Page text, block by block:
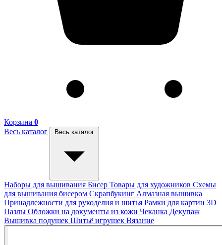
Корзина 0
Весь каталог
Весь каталог
Наборы для вышивания Бисер Товары для художников Схемы
для вышивания бисером Скрапбукинг Алмазная вышивка
Принадлежности для рукоделия и шитья Рамки для картин 3D
Пазлы Обложки на документы из кожи Чеканка Декупаж
Вышивка подушек Шитьё игрушек Вязание